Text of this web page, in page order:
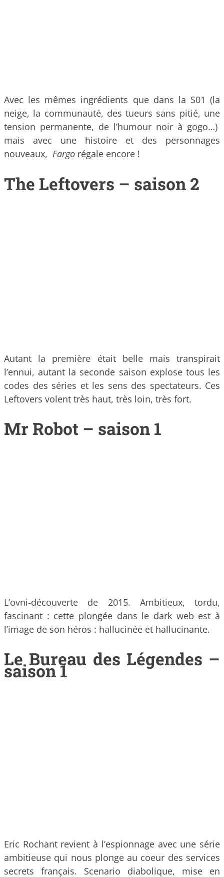
Avec les mêmes ingrédients que dans la S01 (la
neige, la communauté, des tueurs sans pitié, une
tension permanente, de l’humour noir à gogo…)
mais avec une histoire et des personnages
nouveaux, Fargo régale encore !
The Leftovers – saison 2
Autant la première était belle mais transpirait
l’ennui, autant la seconde saison explose tous les
codes des séries et les sens des spectateurs. Ces
Leftovers volent très haut, très loin, très fort.
Mr Robot – saison 1
L’ovni-découverte de 2015. Ambitieux, tordu,
fascinant : cette plongée dans le dark web est à
l’image de son héros : hallucinée et hallucinante.
Le Bureau des Légendes –
saison 1
Eric Rochant revient à l’espionnage avec une série
ambitieuse qui nous plonge au coeur des services
secrets français. Scenario diabolique, mise en